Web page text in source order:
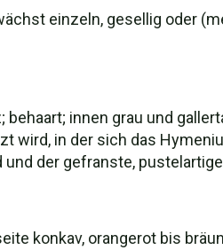
einzeln, gesellig oder
innen grau und
wird, in der sich das
der gefranste,
konkav, orangerot bis